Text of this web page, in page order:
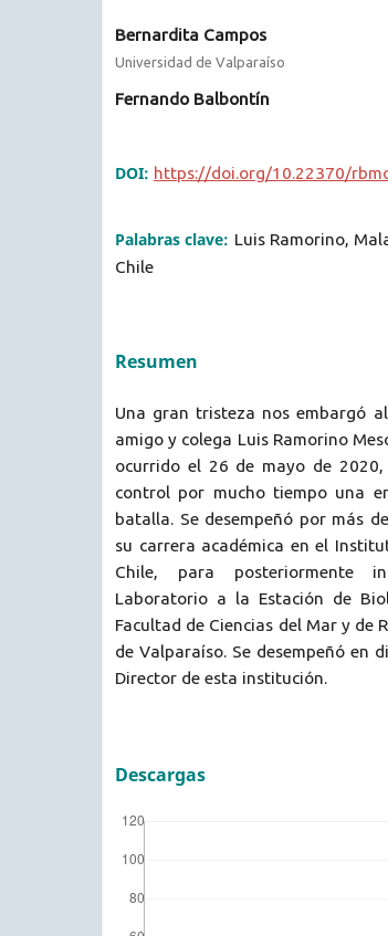
Bernardita Campos
Universidad de Valparaíso
Fernando Balbontín
DOI: https://doi.org/10.22370/
Palabras clave: Luis Ramorino,
Chile
Resumen
Una gran tristeza nos embargó
amigo y colega Luis Ramorino
ocurrido el 26 de mayo de
control por mucho tiempo una
batalla. Se desempeñó por más
su carrera académica en el
Chile, para posteriormente
Laboratorio a la Estación de
Facultad de Ciencias del Mar y de
de Valparaíso. Se desempeñó en
Director de esta institución.
Descargas